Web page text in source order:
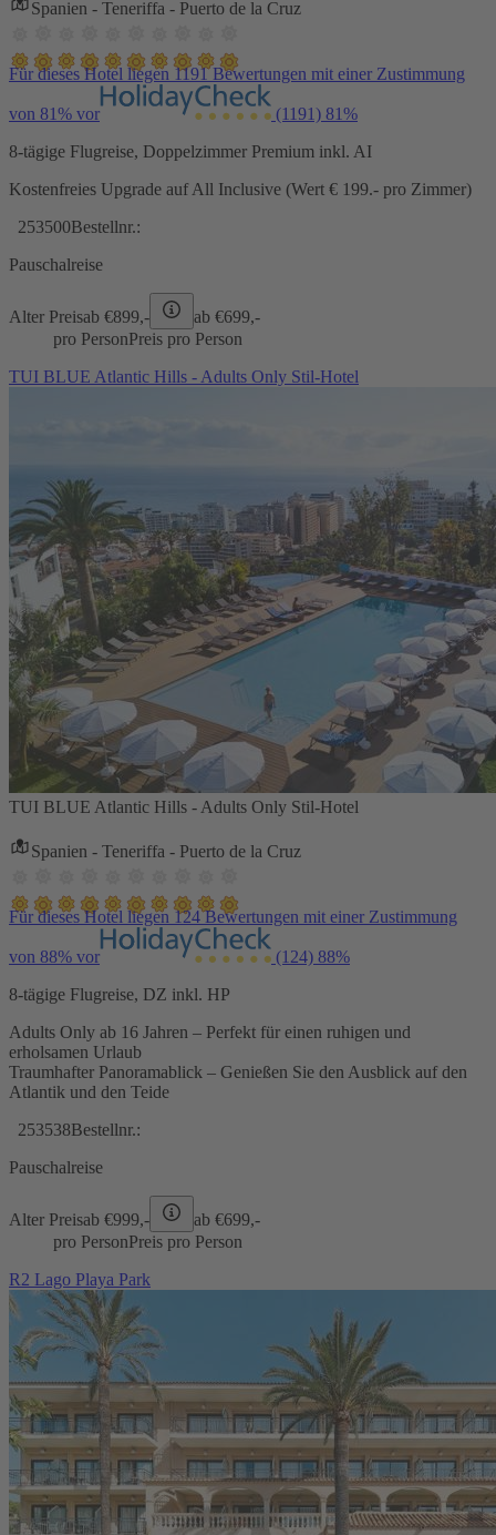
Spanien - Teneriffa - Puerto de la Cruz
Für dieses Hotel liegen 1191 Bewertungen mit einer Zustimmung
von 81% vor (1191) 81%
8-tägige Flugreise, Doppelzimmer Premium inkl. AI
Kostenfreies Upgrade auf All Inclusive (Wert € 199.- pro Zimmer)
253500Bestellnr.:
Pauschalreise
Alter Preisab €899,- ab €699,-
pro PersonPreis pro Person
TUI BLUE Atlantic Hills - Adults Only Stil-Hotel
TUI BLUE Atlantic Hills - Adults Only Stil-Hotel
Spanien - Teneriffa - Puerto de la Cruz
Für dieses Hotel liegen 124 Bewertungen mit einer Zustimmung
von 88% vor (124) 88%
8-tägige Flugreise, DZ inkl. HP
Adults Only ab 16 Jahren – Perfekt für einen ruhigen und
erholsamen Urlaub
Traumhafter Panoramablick – Genießen Sie den Ausblick auf den
Atlantik und den Teide
253538Bestellnr.:
Pauschalreise
Alter Preisab €999,- ab €699,-
pro PersonPreis pro Person
R2 Lago Playa Park